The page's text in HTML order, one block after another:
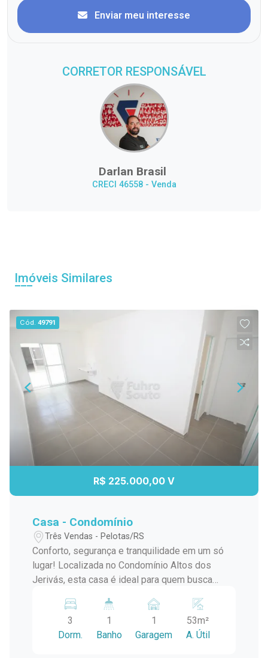
Enviar meu interesse
CORRETOR RESPONSÁVEL
Darlan Brasil
CRECI 46558 - Venda
Imóveis Similares
Cód.49791
R$ 225.000,00 V
Casa - Condomínio
Três Vendas - Pelotas/RS
Conforto, segurança e tranquilidade em um só
lugar! Localizada no Condomínio Altos dos
Jerivás, esta casa é ideal para quem busca
agradável. Características do imóvel: Casa de
esquina 3 dormitórios 1 banheiro Ar-
condicionado central Banheiro social Box de
3
Dorm.
1
Banho
1
Garagem
53m²
A. Útil